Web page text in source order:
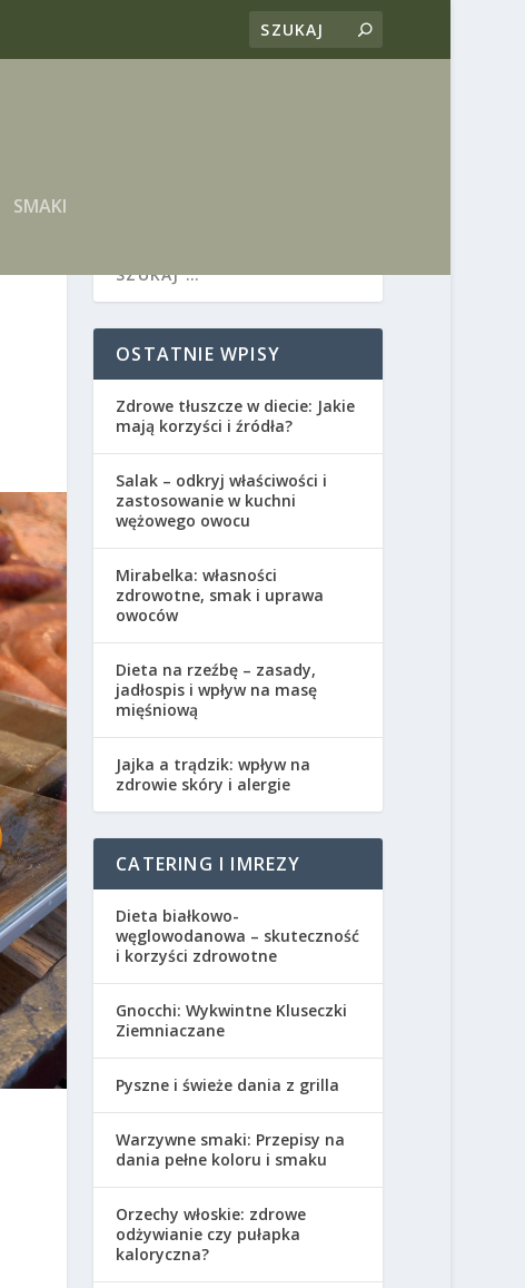
SMAKI
OSTATNIE WPISY
Zdrowe tłuszcze w diecie: Jakie
mają korzyści i źródła?
Salak – odkryj właściwości i
zastosowanie w kuchni
wężowego owocu
Mirabelka: własności
zdrowotne, smak i uprawa
owoców
Dieta na rzeźbę – zasady,
jadłospis i wpływ na masę
mięśniową
Jajka a trądzik: wpływ na
zdrowie skóry i alergie
CATERING I IMREZY
Dieta białkowo-
węglowodanowa – skuteczność
i korzyści zdrowotne
Gnocchi: Wykwintne Kluseczki
Ziemniaczane
Pyszne i świeże dania z grilla
Warzywne smaki: Przepisy na
dania pełne koloru i smaku
Orzechy włoskie: zdrowe
odżywianie czy pułapka
kaloryczna?